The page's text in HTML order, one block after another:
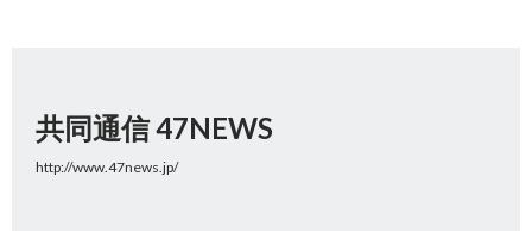
共同通信 47NEWS
http://www.47news.jp/